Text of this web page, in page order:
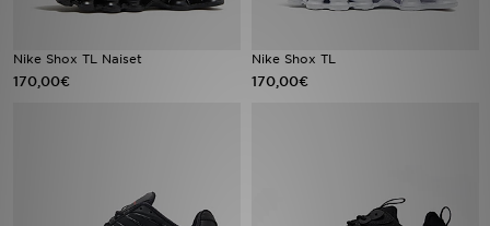
Nike Shox TL Naiset
170,00€
Nike Shox TL
170,00€